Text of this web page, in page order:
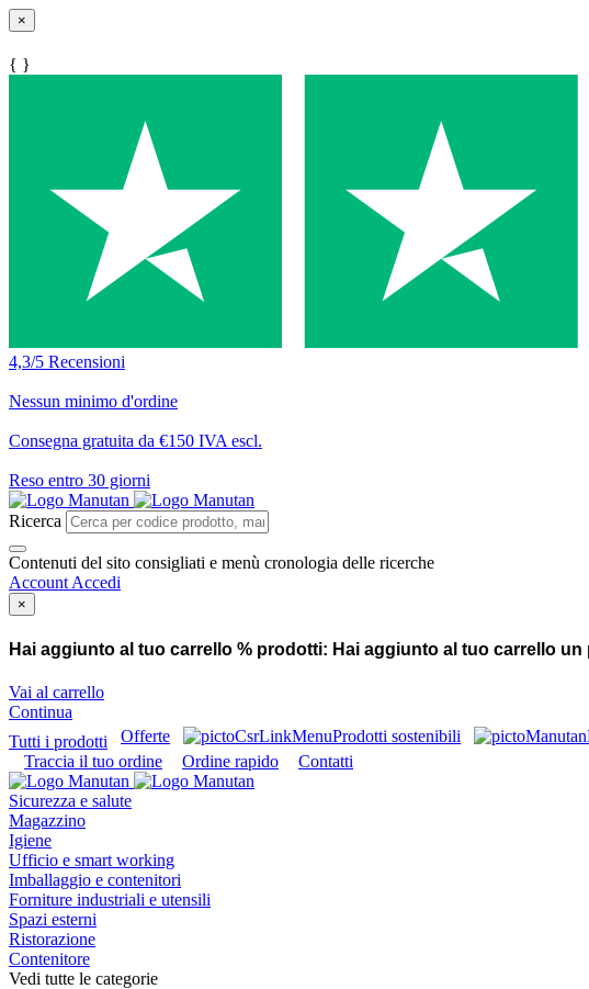
×
{ }
4,3/5 Recensioni
Nessun minimo d'ordine
Consegna gratuita da €150 IVA escl.
Reso entro 30 giorni
Ricerca
Contenuti del sito consigliati e menù cronologia delle ricerche
Account Accedi
×
Hai aggiunto al tuo carrello % prodotti: Hai aggiunto al tuo carrello
Vai al carrello
Continua
Tutti i prodotti
Offerte Prodotti sostenibili
Traccia il tuo ordine
Ordine rapido Contatti
Sicurezza e salute
Magazzino
Igiene
Ufficio e smart working
Imballaggio e contenitori
Forniture industriali e utensili
Spazi esterni
Ristorazione
Contenitore
Vedi tutte le categorie